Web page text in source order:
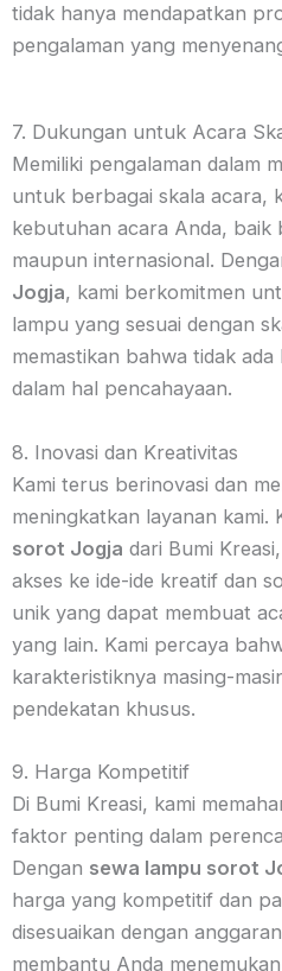
tidak hanya mendapatkan
pengalaman yang
7. Dukungan untuk Acara
Memiliki pengalaman dalam
untuk berbagai skala acara,
kebutuhan acara Anda, baik
maupun internasional.
Jogja, kami berkomitmen
lampu yang sesuai dengan
memastikan bahwa tidak
dalam hal pencahayaan.
8. Inovasi dan Kreativitas
Kami terus berinovasi dan
meningkatkan layanan kami.
sorot Jogja dari Bumi
akses ke ide-ide kreatif dan
unik yang dapat membuat
yang lain. Kami percaya
karakteristiknya masing-
pendekatan khusus.
9. Harga Kompetitif
Di Bumi Kreasi, kami
faktor penting dalam
Dengan sewa lampu sorot
harga yang kompetitif dan
disesuaikan dengan
membantu Anda